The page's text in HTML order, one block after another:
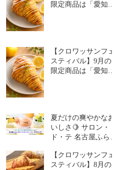
限定商品は「愛知牧
【クロワッサンフェ
スティバル】9月の
限定商品は「愛知牧
夏だけの爽やかなお
いしさ🍋 サロン・
ド・テ 名古屋ふらん
特集」
【クロワッサンフェ
スティバル】8月の